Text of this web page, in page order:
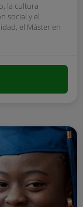
la cultura
social y el
el Máster en